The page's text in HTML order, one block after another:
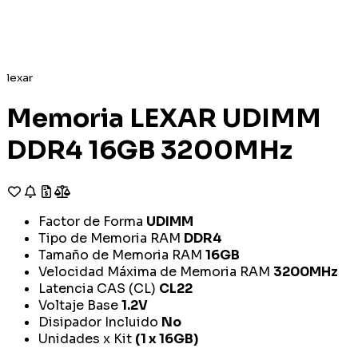
lexar
Memoria LEXAR UDIMM
DDR4 16GB 3200MHz
Factor de Forma UDIMM
Tipo de Memoria RAM DDR4
Tamaño de Memoria RAM 16GB
Velocidad Máxima de Memoria RAM 3200MHz
Latencia CAS (CL) CL22
Voltaje Base1.2V
Disipador Incluido No
Unidades x Kit (1 x 16GB)